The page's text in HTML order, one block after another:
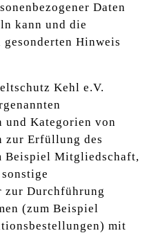
Daten
kann und die
Hinweis
Kehl e.V.
und Kategorien von
zur Erfüllung des
Beispiel Mitgliedschaft,
zur Durchführung
(zum Beispiel
mit